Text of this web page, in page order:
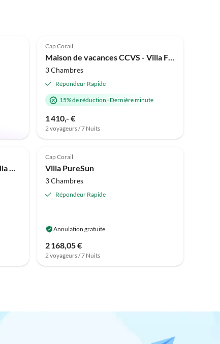
Cap Corail
Maison de vacances CCVS - Villa Frangipani avec piscine
3 Chambres
Répondeur Rapide
15% de réduction · Dernière minute
1 410,- €
2 voyageurs / 7 Nuits
Maison de vacances CCVS - Villa Maison de Rêve
Annonce
Cap Corail
Villa PureSun
3 Chambres
Répondeur Rapide
Annulation gratuite
2 168,05 €
2 voyageurs / 7 Nuits